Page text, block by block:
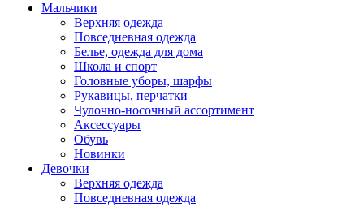
Мальчики
Верхняя одежда
Повседневная одежда
Белье, одежда для дома
Школа и спорт
Головные уборы, шарфы
Рукавицы, перчатки
Чулочно-носочный ассортимент
Аксессуары
Обувь
Новинки
Девочки
Верхняя одежда
Повседневная одежда